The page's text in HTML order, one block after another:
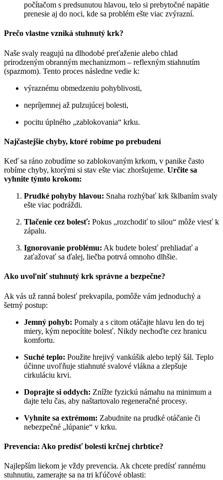
počítačom s predsunutou hlavou, telo si prebytočné napätie
prenesie aj do noci, kde sa problém ešte viac zvýrazní.
Prečo vlastne vzniká stuhnutý krk?
Naše svaly reagujú na dlhodobé preťaženie alebo chlad
prirodzeným obranným mechanizmom – reflexným stiahnutím
(spazmom). Tento proces následne vedie k:
výraznému obmedzeniu pohyblivosti,
nepríjemnej až pulzujúcej bolesti,
pocitu úplného „zablokovania“ krku.
Najčastejšie chyby, ktoré robíme po prebudení
Keď sa ráno zobudíme so zablokovaným krkom, v panike často
robíme chyby, ktorými si stav ešte viac zhoršujeme. Určite sa
vyhnite týmto krokom:
Prudké pohyby hlavou: Snaha rozhýbať krk šklbaním svaly
ešte viac podráždi.
Tlačenie cez bolesť: Pokus „rozchodiť to silou“ môže viesť k
zápalu.
Ignorovanie problému: Ak budete bolesť prehliadať a
zaťažovať sa ďalej, liečba potrvá omnoho dlhšie.
Ako uvoľniť stuhnutý krk správne a bezpečne?
Ak vás už ranná bolesť prekvapila, pomôže vám jednoduchý a
šetrný postup:
Jemný pohyb: Pomaly a s citom otáčajte hlavu len do tej
miery, kým nepocítite bolesť. Nikdy nechoďte cez hranicu
komfortu.
Suché teplo: Použite hrejivý vankúšik alebo teplý šál. Teplo
účinne uvoľňuje stiahnuté svalové vlákna a zlepšuje
cirkuláciu krvi.
Doprajte si oddych: Znížte fyzickú námahu na minimum a
dajte telu čas, aby naštartovalo regeneračné procesy.
Vyhnite sa extrémom: Zabudnite na prudké otáčanie či
nebezpečné „lúpanie“ v krku.
Prevencia: Ako predísť bolesti krčnej chrbtice?
Najlepším liekom je vždy prevencia. Ak chcete predísť rannému
stuhnutiu, zamerajte sa na tri kľúčové oblasti: